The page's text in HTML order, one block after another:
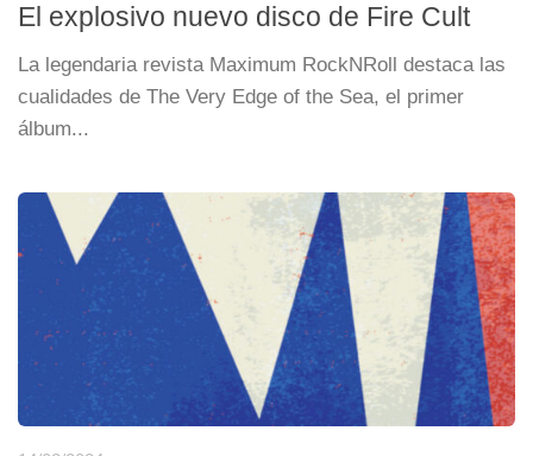
El explosivo nuevo disco de Fire Cult
La legendaria revista Maximum RockNRoll destaca las
cualidades de The Very Edge of the Sea, el primer
álbum...